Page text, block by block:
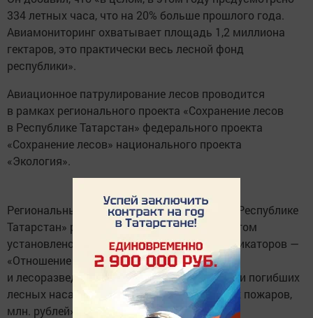
334 летных часа, что на 20% больше прошлого года.
Авиамониторинг охватывает площадь 1,2 миллиона
гектаров, это практически весь лесной фонд
республики».
Авиационное патрулирование лесов проводится
в рамках регионального проекта «Сохранение лесов
в Республике Татарстан» федерального проекта
«Сохранение лесов» национального проекта
«Экология».
Региональный проект «Сохранение лесов в Республике
Татарстан» реализуется с 2019 года. Проектом
установлено достижение двух целевых индикаторов —
«Отношение площади лесовосстановления
и лесоразведения к площади вырубленных и погибших
лесных насаждений, %» и «Ущерб от лесных пожаров,
млн. рублей».